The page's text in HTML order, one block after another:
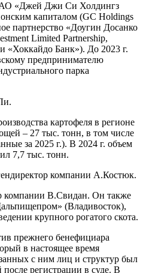
АО «Джей Джи Си Холдингз
капиталом (GC Holdings
партнерство «Доугин Досанко
Limited Partnership,
«Хоккайдо Банк»). До 2023 г.
предпринимателю
парка
картофеля в регионе
– 27 тыс. тонн, в том числе
за 2025 г.). В 2024 г. объем
7,7 тыс. тонн.
компании А.Костюк.
компании В.Свидан. Он также
(Владивосток),
крупного рогатого скота.
прежнего бенефициара
в настоящее время
с ним лиц и структур был
после регистрации в суде. В